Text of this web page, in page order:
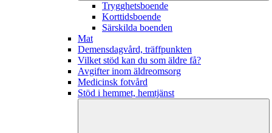
Trygghetsboende
Korttidsboende
Särskilda boenden
Mat
Demensdagvård, träffpunkten
Vilket stöd kan du som äldre få?
Avgifter inom äldreomsorg
Medicinsk fotvård
Stöd i hemmet, hemtjänst